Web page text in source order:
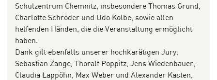
Schulzentrum Chemnitz, insbesondere Thomas Grund,
Charlotte Schröder und Udo Kolbe, sowie allen
helfenden Händen, die die Veranstaltung ermöglicht
haben.
Dank gilt ebenfalls unserer hochkarätigen Jury:
Sebastian Zange, Thoralf Poppitz, Jens Wiedenbauer,
Claudia Lappöhn, Max Weber und Alexander Kasten,